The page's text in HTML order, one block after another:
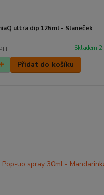
ultra dip 125ml - Slaneček
Skladem 2
Přidat do košíku